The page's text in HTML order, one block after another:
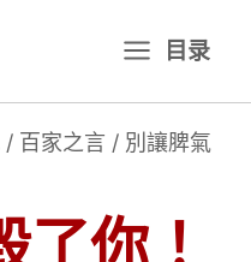
目录
/ 百家之言 / 別讓脾氣
了你！